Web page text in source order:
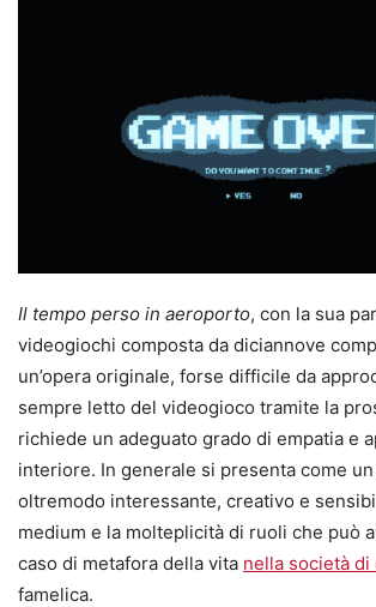
Il tempo perso in aeroporto, con la sua
videogiochi composta da diciannove
un’opera originale, forse difficile da
sempre letto del videogioco tramite la
richiede un adeguato grado di empatia e
interiore. In generale si presenta come
oltremodo interessante, creativo e
medium e la molteplicità di ruoli che può
caso di metafora della vita nella società di
famelica.